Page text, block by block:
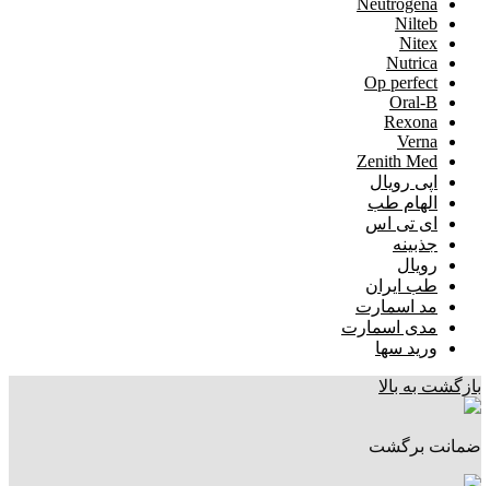
Nilteb
Nitex
Nutrica
Op perfect
Oral-B
Rexona
Verna
Zenith Med
اپی رویال
الهام طب
ای تی اس
جذبینه
رویال
طب ایران
مد اسمارت
مدی اسمارت
ورید سها
بازگشت به بالا
ضمانت برگشت